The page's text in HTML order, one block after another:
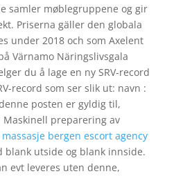
samler møblegruppene og gir
Priserna gäller den globala
under 2018 och som Axelent
Värnamo Näringslivsgala
du å lage en ny SRV-record
record som ser slik ut: navn :
posten er gyldig til,
preparering av
massasje bergen escort agency
blank utside og blank innside.
evt leveres uten denne,